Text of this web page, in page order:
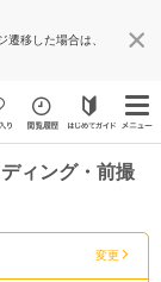
移した場合は、
ィング・前撮
変更